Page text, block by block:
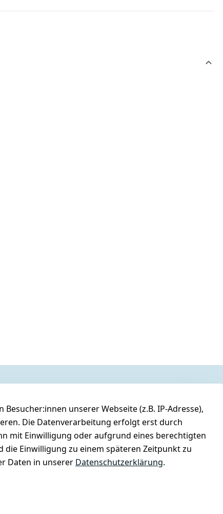
unserer Webseite (z.B. IP-Adresse),
Die Datenverarbeitung erfolgt erst durch
mit Einwilligung oder aufgrund eines berechtigten
Einwilligung zu einem späteren Zeitpunkt zu
Daten in unserer Datenschutzerklärung.